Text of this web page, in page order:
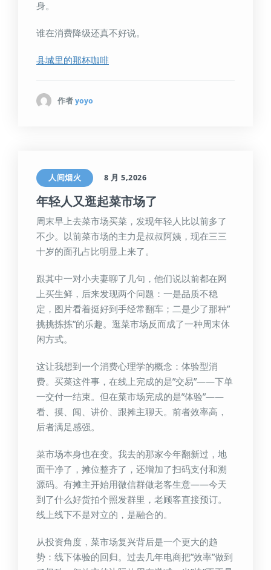
身。
谁在消费降级还真不好说。
县城里的那杯咖啡
作者 yoyo
人间烟火 8 月 5,2026
年轻人又逛起菜市场了
周末早上去菜市场买菜，发现年轻人比以前多了
不少。以前菜市场的主力是叔叔阿姨，现在三三
十岁的面孔占比明显上来了。
跟其中一对小夫妻聊了几句，他们说以前都在网
上买生鲜，后来发现两个问题：一是品质不稳
定，图片看着挺好到手经常翻车；二是少了那种”
挑挑拣拣”的乐趣。逛菜市场反而成了一种周末休
闲方式。
这让我想到一个消费心理学的概念：体验型消
费。买菜这件事，在线上完成的是”交易”——下单
一交付一结束。但在菜市场完成的是”体验”——
看、摸、闻、讲价、跟摊主聊天。前者效率高，
后者满足感强。
菜市场本身也在变。我去的那家今年翻新过，地
面干净了，摊位整齐了，还增加了扫码支付和溯
源码。有摊主开始用微信群做老客生意——今天
到了什么好货拍个照发群里，老顾客直接预订。
线上线下不是对立的，是融合的。
从投资角度，菜市场复兴背后是一个更大的趋
势：线下体验的回归。过去几年电商把”效率”做到